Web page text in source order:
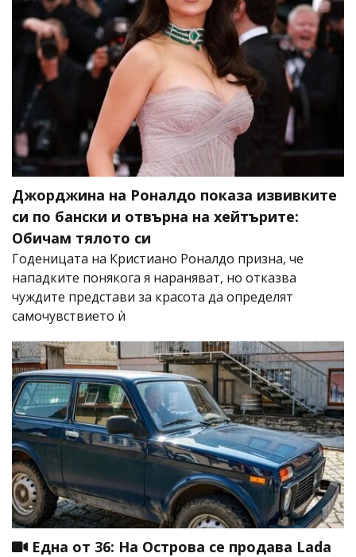
Джорджина на Роналдо показа извивките
си по бански и отвърна на хейтърите:
Обичам тялото си
Годеницата на Кристиано Роналдо призна, че
нападките понякога я нараняват, но отказва
чуждите представи за красота да определят
самочувствието ѝ
Една от 36: На Острова се продава Lada